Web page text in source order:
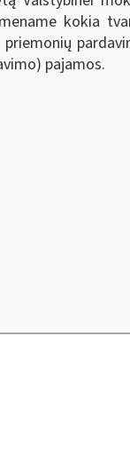
kokia
pajamos.